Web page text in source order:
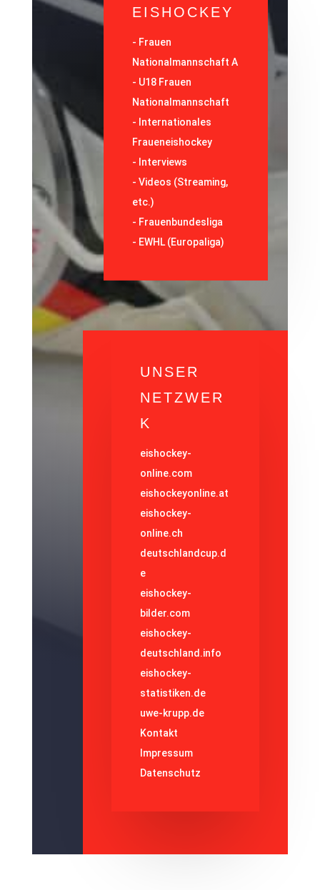
EISHOCKEY
- Frauen
Nationalmannschaft A
- U18 Frauen
Nationalmannschaft
- Internationales
Fraueneishockey
- Interviews
-Videos (Streaming,
etc.)
- Frauenbundesliga
- EWHL (Europaliga)
UNSER
NETZWER
K
eishockey-
online.com
eishockeyonline.at
eishockey-
online.ch
deutschlandcup.d
e
eishockey-
bilder.com
eishockey-
deutschland.info
eishockey-
statistiken.de
uwe-krupp.de
Kontakt
Impressum
Datenschutz